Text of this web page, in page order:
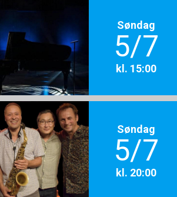
Søndag
5/7
kl. 15:00
Søndag
5/7
kl. 20:00